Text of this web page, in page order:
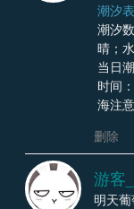
潮汐
潮汐
晴；
当日
时间
海注
删除
游客
明天